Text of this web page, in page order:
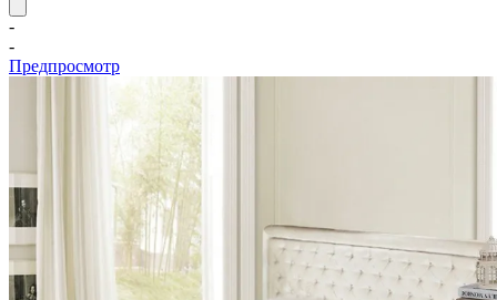
-
-
Предпросмотр